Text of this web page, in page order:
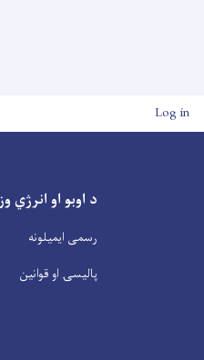
User account menu
Log in
د اوبو او انرژي
رسمی ایمیلونه
پالیسۍ او قوانین